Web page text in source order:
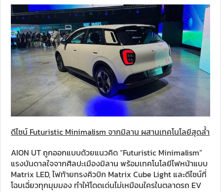
ดีไซน์ Futuristic Minimalism จากมิลาน ผสานเทคโนโลยีสุดล้ำ
AION UT ถูกออกแบบด้วยแนวคิด “Futuristic Minimalism”
แรงบันดาลใจจากศิลปะเมืองมิลาน พร้อมเทคโนโลยีไฟหน้าแบบ
Matrix LED, ไฟท้ายทรงคิวบิก Matrix Cube Light และดีไซน์ที่
โฉบเฉี่ยวทุกมุมมอง ทำให้โดดเด่นไม่เหมือนใครในตลาดรถ EV